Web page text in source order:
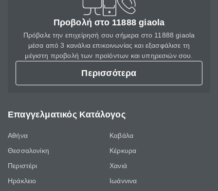
Προβολή στο 11888 giaola
Πρόβαλε την επιχείρησή σου σήμερα στο 11888 giaola
μέσα από 3 κανάλια επικοινωνίας και εξασφάλισε τη
μέγιστη προβολή των προϊόντων και υπηρεσιών σου.
Περισσότερα
Επαγγελματικός Κατάλογος
Αθήνα
Θεσσαλονίκη
Περιστέρι
Ηράκλειο
Καβάλα
Κέρκυρα
Χανιά
Ιωάννινα